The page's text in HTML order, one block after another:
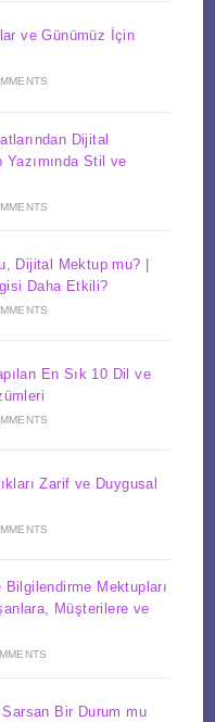
ve Günümüz İçin
Dijital
Yazımında Stil ve
Dijital Mektup mu? |
Daha Etkili?
En Sık 10 Dil ve
Zarif ve Duygusal
Mektupları
Müşterilere ve
Sarsan Bir Durum mu